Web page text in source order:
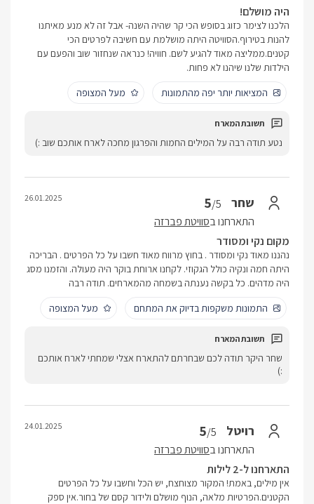
היה מושלם!
הלכנו לצימר כזוג בסופש הכי קר שהיה השנה- אבל זה לא מנע מאיתנו
להנות בטירוף.הסוויטה היתה מושלמת עם חשיבה לפרטים הכי
קטנים.ממליצה מאוד להגיע לשם. חוויה! כנראה שנחזור שוב והפעם עם
הילדות שלנו שיהנו לא פחות.
המציאות יותר יפה מהתמונות
מעל המצופה
נטע תודה רבה על המילים החמות והפרגון מחכה לארח אותכם שוב :)
שחר 5/5
התארחנו בסוויטת פברזה
26.01.2025
מקום נקי ומסודר
נהננו מאוד נקי ומסודר . בחוץ מרווח מאוד חשבו על כל הפרטים . הבריכה
היתה חמה ונקיה כולל הגקוזי. לקחנו ארוחת בוקר היה מעולה. והזמנו מסג
היה מדהים. כל בקשה נענתה בשמחה מהמארחים. תודה רבה
התמונות משקפות בדיוק את המתחם
מעל המצופה
שחר היקר תודה לכם שבחרתם להתארח אצלי שמחתי לארח אותכם
:)
רויטל 5/5
התארחנו בסוויטת פברזה
24.01.2025
התארחנו ל-2 לילות
אין מילים, באמת! המקור מצוחצח, יש הכל וחשבו על כל הפרטים
הקטנים.הפרטיות מלאה, הנוף מושלם ולידור קסם של בחור.אין ספק